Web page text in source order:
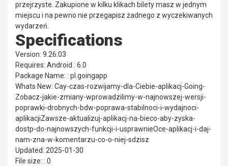
przejrzyste. Zakupione w kilku klikach bilety masz w jednym
miejscu i na pewno nie przegapisz żadnego z wyczekiwanych
wydarzeń.
Specifications
Version: 9.26.03
Requires: Android : 6.0
Package Name: : pl.goingapp
Whats New: Cay-czas-rozwijamy-dla-Ciebie-aplikacj-Going-
Zobacz-jakie-zmiany-wprowadzilimy-w-najnowszej-wersji-
poprawki-drobnych-bdw-poprawa-stabilnoci-i-wydajnoci-
aplikacjiZawsze-aktualizuj-aplikacj-na-bieco-aby-zyska-
dostp-do-najnowszych-funkcji-i-usprawnieOce-aplikacj-i-daj-
nam-zna-w-komentarzu-co-o-niej-sdzisz
Updated: 2025-01-30
File size: : 0